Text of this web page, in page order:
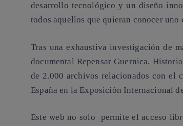
desarrollo tecnológico y un diseño
todos aquellos que quieran conocer uno
Tras una exhaustiva investigación de
documental Repensar Guernica.
de 2.000 archivos relacionados con el
España en la Exposición Internacional
Este web no solo permite el acceso